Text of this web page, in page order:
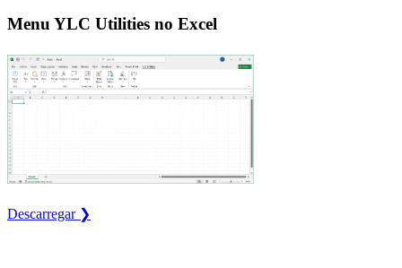
Menu YLC Utilities no Excel
Descarregar ❯